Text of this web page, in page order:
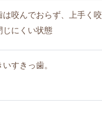
咬んでおらず、上手く咬
じにくい状態
すきっ歯。